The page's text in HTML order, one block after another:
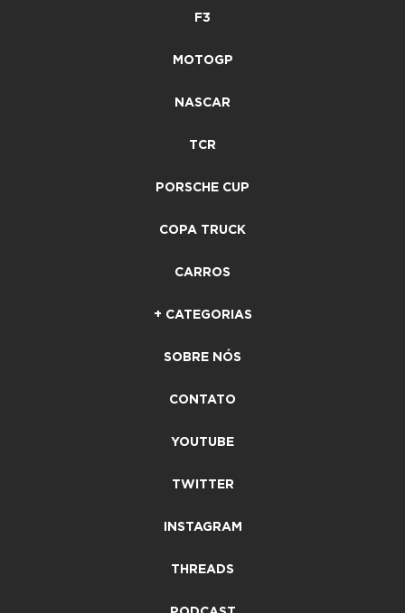
F3
MOTOGP
NASCAR
TCR
PORSCHE CUP
COPA TRUCK
CARROS
+ CATEGORIAS
SOBRE NÓS
CONTATO
YOUTUBE
TWITTER
INSTAGRAM
THREADS